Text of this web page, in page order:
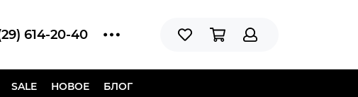
614-20-40
SALE НОВОЕ БЛОГ